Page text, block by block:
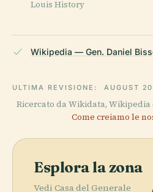
Louis History
Wikipedia — Gen. Daniel
ULTIMA REVISIONE: AUGUST
Ricercato da Wikidata, Wikipedia
Come creiamo le
Esplora la zona
Vedi Casa del Generale